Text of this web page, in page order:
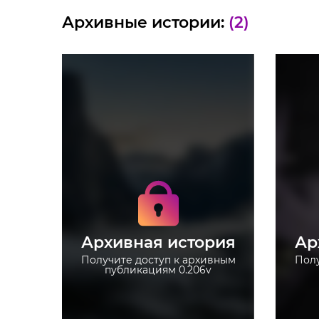
Архивные истории: (2)
Архивная история
Получите доступ к архивным
публикациям 0.206v
архивным историям
Не отвлекайтесь на
рекламу
Загружайте истории без
ограничений